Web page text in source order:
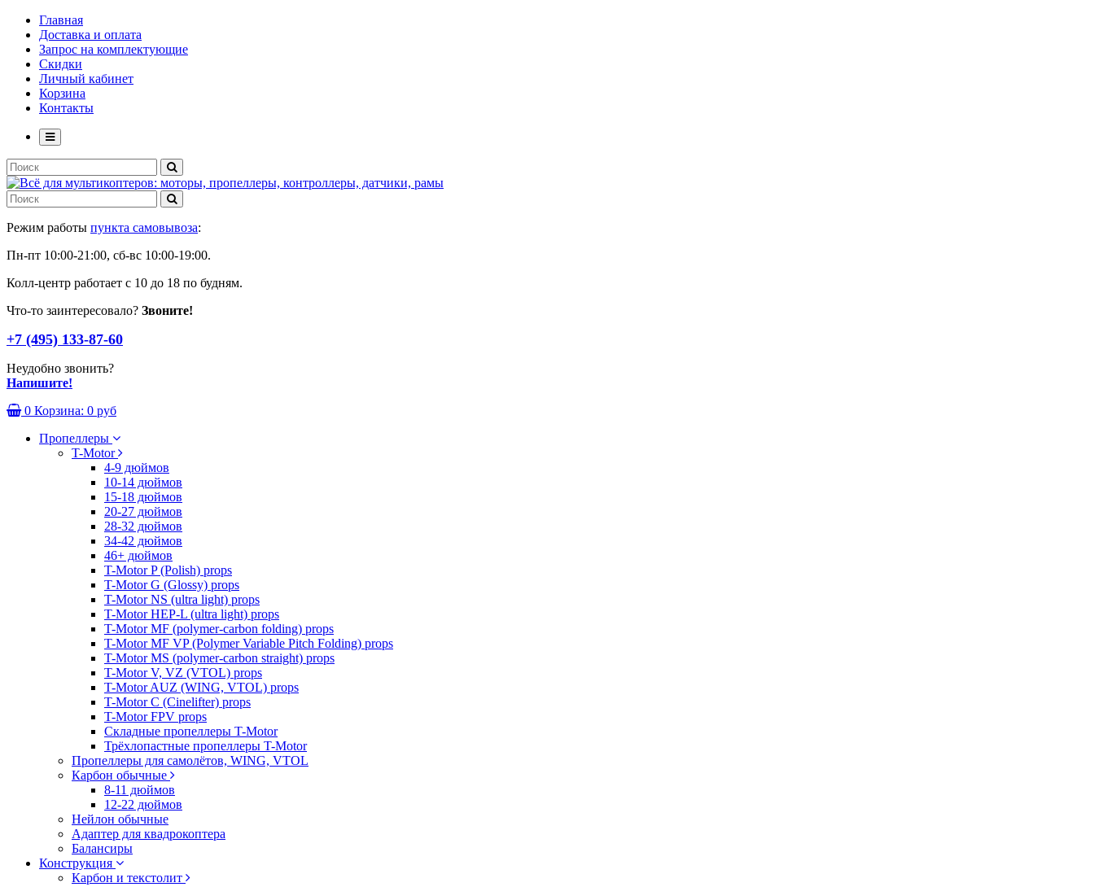
Главная
Доставка и оплата
Запрос на комплектующие
Скидки
Личный кабинет
Корзина
Контакты
Режим работы пункта самовывоза:
Пн-пт 10:00-21:00, сб-вс 10:00-19:00.
Колл-центр работает с 10 до 18 по будням.
Что-то заинтересовало? Звоните!
+7 (495) 133-87-60
Неудобно звонить?
Напишите!
0 Корзина: 0 руб
Пропеллеры
T-Motor
4-9 дюймов
10-14 дюймов
15-18 дюймов
20-27 дюймов
28-32 дюймов
34-42 дюймов
46+ дюймов
T-Motor P (Polish) props
T-Motor G (Glossy) props
T-Motor NS (ultra light) props
T-Motor HEP-L (ultra light) props
T-Motor MF (polymer-carbon folding) props
T-Motor MF VP (Polymer Variable Pitch Folding) props
T-Motor MS (polymer-carbon straight) props
T-Motor V, VZ (VTOL) props
T-Motor AUZ (WING, VTOL) props
T-Motor C (Cinelifter) props
T-Motor FPV props
Складные пропеллеры T-Motor
Трёхлопастные пропеллеры T-Motor
Пропеллеры для самолётов, WING, VTOL
Карбон обычные
8-11 дюймов
12-22 дюймов
Нейлон обычные
Адаптер для квадрокоптера
Балансиры
Конструкция
Карбон и текстолит